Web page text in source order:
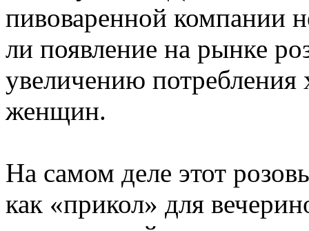
пивоваренной компании
ли появление на рынке
увеличению потребления
женщин.
На самом деле этот
как «прикол» для